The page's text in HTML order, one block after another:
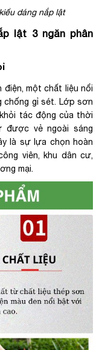
dáng nắp lật
lật 3 ngăn phân
một chất liệu nổi
chống gỉ sét. Lớp sơn
tác động của thời
được vẻ ngoài sáng
là sự lựa chọn hoàn
viên, khu dân cư,
mại.